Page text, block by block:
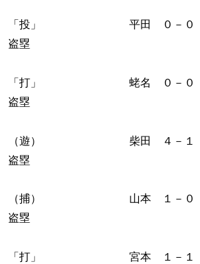
「投」 平田 ０－０ ０
盗塁
「打」 蛯名 ０－０ ０
盗塁
（遊） 柴田 ４－１ ０
盗塁
（捕） 山本 １－０ ０
盗塁
「打」 宮本 １－１ ０